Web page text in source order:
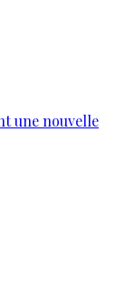
une nouvelle